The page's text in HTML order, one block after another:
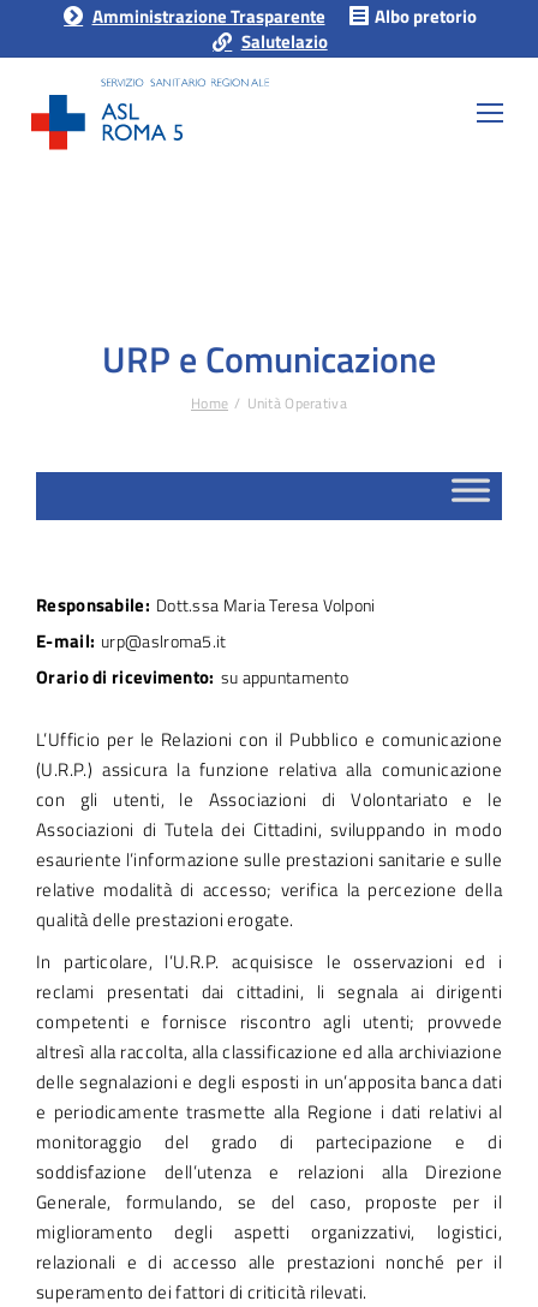
Amministrazione Trasparente
Albo pretorio
Salutelazio
URP e Comunicazione
Home Unità Operativa
Responsabile: Dott.ssa Maria Teresa Volponi
E-mail: urp@aslroma5.it
Orario di ricevimento: su appuntamento
L’Ufficio per le Relazioni con il Pubblico e comunicazione
(U.R.P.) assicura la funzione relativa alla comunicazione
con gli utenti, le Associazioni di Volontariato e le
Associazioni di Tutela dei Cittadini, sviluppando in modo
esauriente l’informazione sulle prestazioni sanitarie e sulle
relative modalità di accesso; verifica la percezione della
qualità delle prestazioni erogate.
In particolare, l’U.R.P. acquisisce le osservazioni ed i
reclami presentati dai cittadini, li segnala ai dirigenti
competenti e fornisce riscontro agli utenti; provvede
altresì alla raccolta, alla classificazione ed alla archiviazione
delle segnalazioni e degli esposti in un’apposita banca dati
e periodicamente trasmette alla Regione i dati relativi al
monitoraggio del grado di partecipazione e di
soddisfazione dell’utenza e relazioni alla Direzione
Generale, formulando, se del caso, proposte per il
miglioramento degli aspetti organizzativi, logistici,
relazionali e di accesso alle prestazioni nonché per il
superamento dei fattori di criticità rilevati.